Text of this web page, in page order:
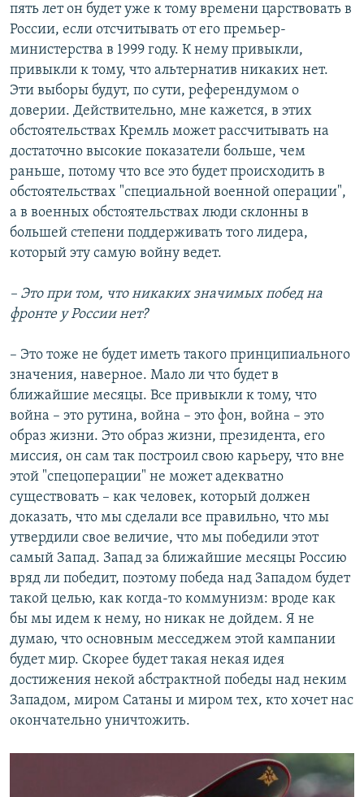
пять лет он будет уже к тому времени царствовать в
России, если отсчитывать от его премьер-
министерства в 1999 году. К нему привыкли,
привыкли к тому, что альтернатив никаких нет.
Эти выборы будут, по сути, референдумом о
доверии. Действительно, мне кажется, в этих
обстоятельствах Кремль может рассчитывать на
достаточно высокие показатели больше, чем
раньше, потому что все это будет происходить в
обстоятельствах "специальной военной операции",
а в военных обстоятельствах люди склонны в
большей степени поддерживать того лидера,
который эту самую войну ведет.
– Это при том, что никаких значимых побед на
фронте у России нет?
– Это тоже не будет иметь такого принципиального
значения, наверное. Мало ли что будет в
ближайшие месяцы. Все привыкли к тому, что
война – это рутина, война – это фон, война – это
образ жизни. Это образ жизни, президента, его
миссия, он сам так построил свою карьеру, что вне
этой "спецоперации" не может адекватно
существовать – как человек, который должен
доказать, что мы сделали все правильно, что мы
утвердили свое величие, что мы победили этот
самый Запад. Запад за ближайшие месяцы Россию
вряд ли победит, поэтому победа над Западом будет
такой целью, как когда-то коммунизм: вроде как
бы мы идем к нему, но никак не дойдем. Я не
думаю, что основным месседжем этой кампании
будет мир. Скорее будет такая некая идея
достижения некой абстрактной победы над неким
Западом, миром Сатаны и миром тех, кто хочет нас
окончательно уничтожить.